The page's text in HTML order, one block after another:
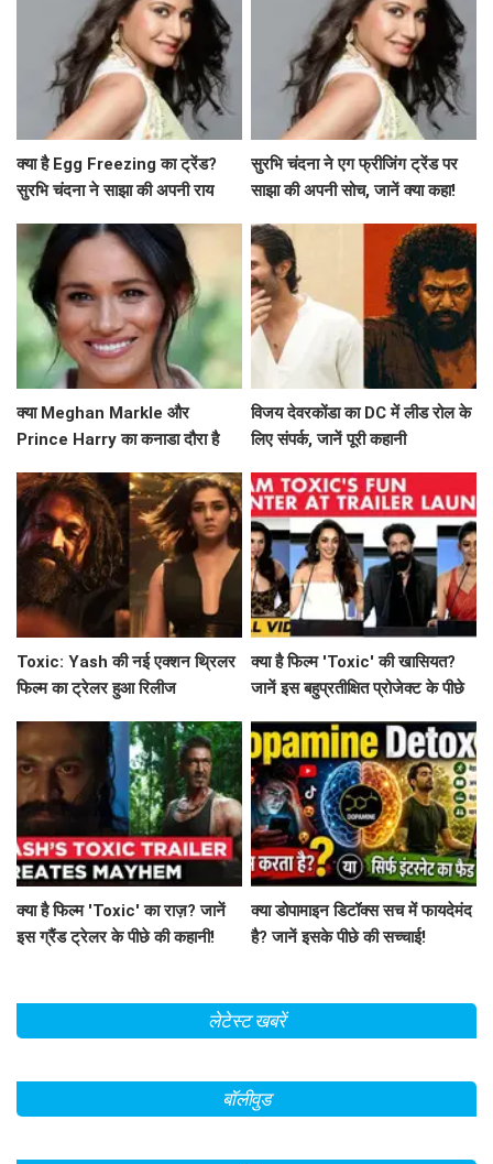
क्या है Egg Freezing का ट्रेंड?
सुरभि चंदना ने साझा की अपनी राय
सुरभि चंदना ने एग फ्रीजिंग ट्रेंड पर
साझा की अपनी सोच, जानें क्या कहा!
क्या Meghan Markle और
Prince Harry का कनाडा दौरा है
विजय देवरकोंडा का DC में लीड रोल के
लिए संपर्क, जानें पूरी कहानी
Toxic: Yash की नई एक्शन थ्रिलर
फिल्म का ट्रेलर हुआ रिलीज
क्या है फिल्म 'Toxic' की खासियत?
जानें इस बहुप्रतीक्षित प्रोजेक्ट के पीछे
क्या है फिल्म 'Toxic' का राज़? जानें
इस ग्रैंड ट्रेलर के पीछे की कहानी!
क्या डोपामाइन डिटॉक्स सच में फायदेमंद
है? जानें इसके पीछे की सच्चाई!
लेटेस्ट खबरें
बॉलीवुड